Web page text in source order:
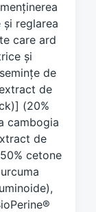
reglarea
care ard
și
de
de
(20%
cambogia
de
cetone